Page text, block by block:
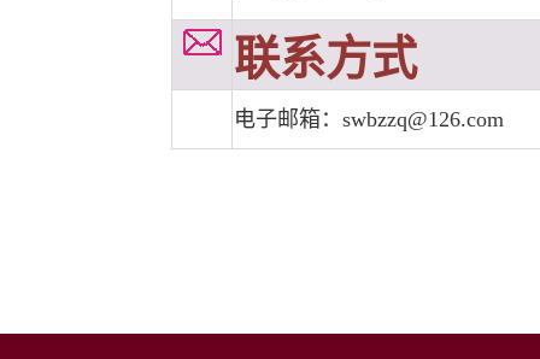
联系方式
电子邮箱：swbzzq@126.com